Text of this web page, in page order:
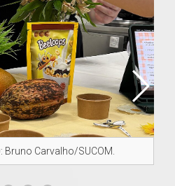
Bruno Carvalho/SUCOM.